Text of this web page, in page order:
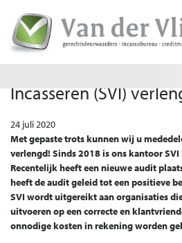
Incasseren (SVI)
24 juli 2020
Met gepaste trots kunnen wij u
verlengd! Sinds 2018 is ons kantoor
Recentelijk heeft een nieuwe audit
heeft de audit geleid tot een positieve
SVI wordt uitgereikt aan organisaties
uitvoeren op een correcte en
onnodige kosten in rekening worden